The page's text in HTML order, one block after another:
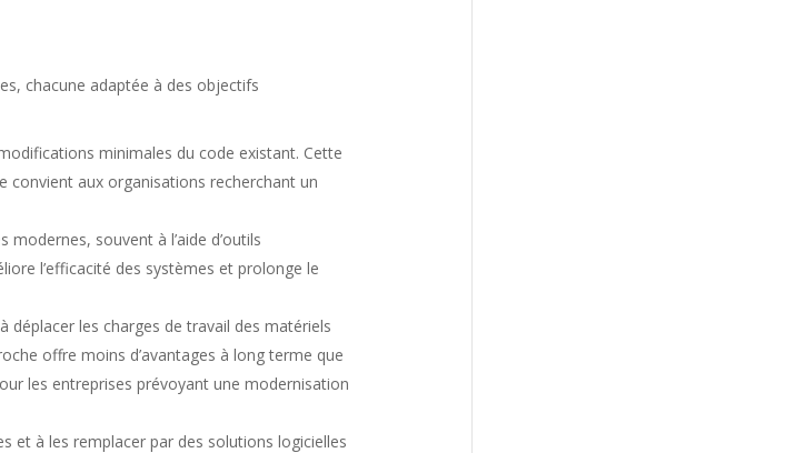
chacune adaptée à des objectifs
minimales du code existant. Cette
convient aux organisations recherchant un
souvent à l’aide d’outils
l’efficacité des systèmes et prolonge le
déplacer les charges de travail des matériels
offre moins d’avantages à long terme que
les entreprises prévoyant une modernisation
et à les remplacer par des solutions logicielles